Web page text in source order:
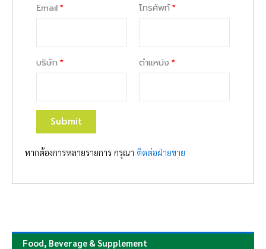
Email โทรศัพท์
บริษัท ตำแหน่ง
Submit
หากต้องการหลายรายการ กรุณา ติดต่อฝ่ายขาย
Food, Beverage & Supplement